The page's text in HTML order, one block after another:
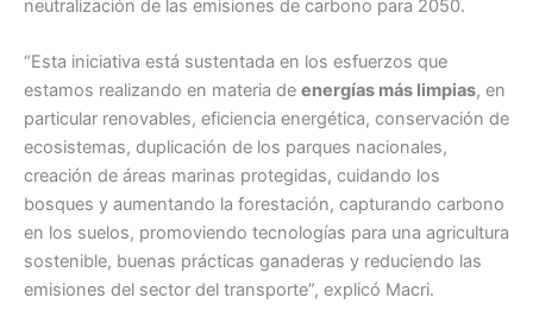
neutralización de las emisiones de carbono para 2050.
“Esta iniciativa está sustentada en los esfuerzos que
estamos realizando en materia de energías más limpias, en
particular renovables, eficiencia energética, conservación de
ecosistemas, duplicación de los parques nacionales,
creación de áreas marinas protegidas, cuidando los
bosques y aumentando la forestación, capturando carbono
en los suelos, promoviendo tecnologías para una agricultura
sostenible, buenas prácticas ganaderas y reduciendo las
emisiones del sector del transporte”, explicó Macri.